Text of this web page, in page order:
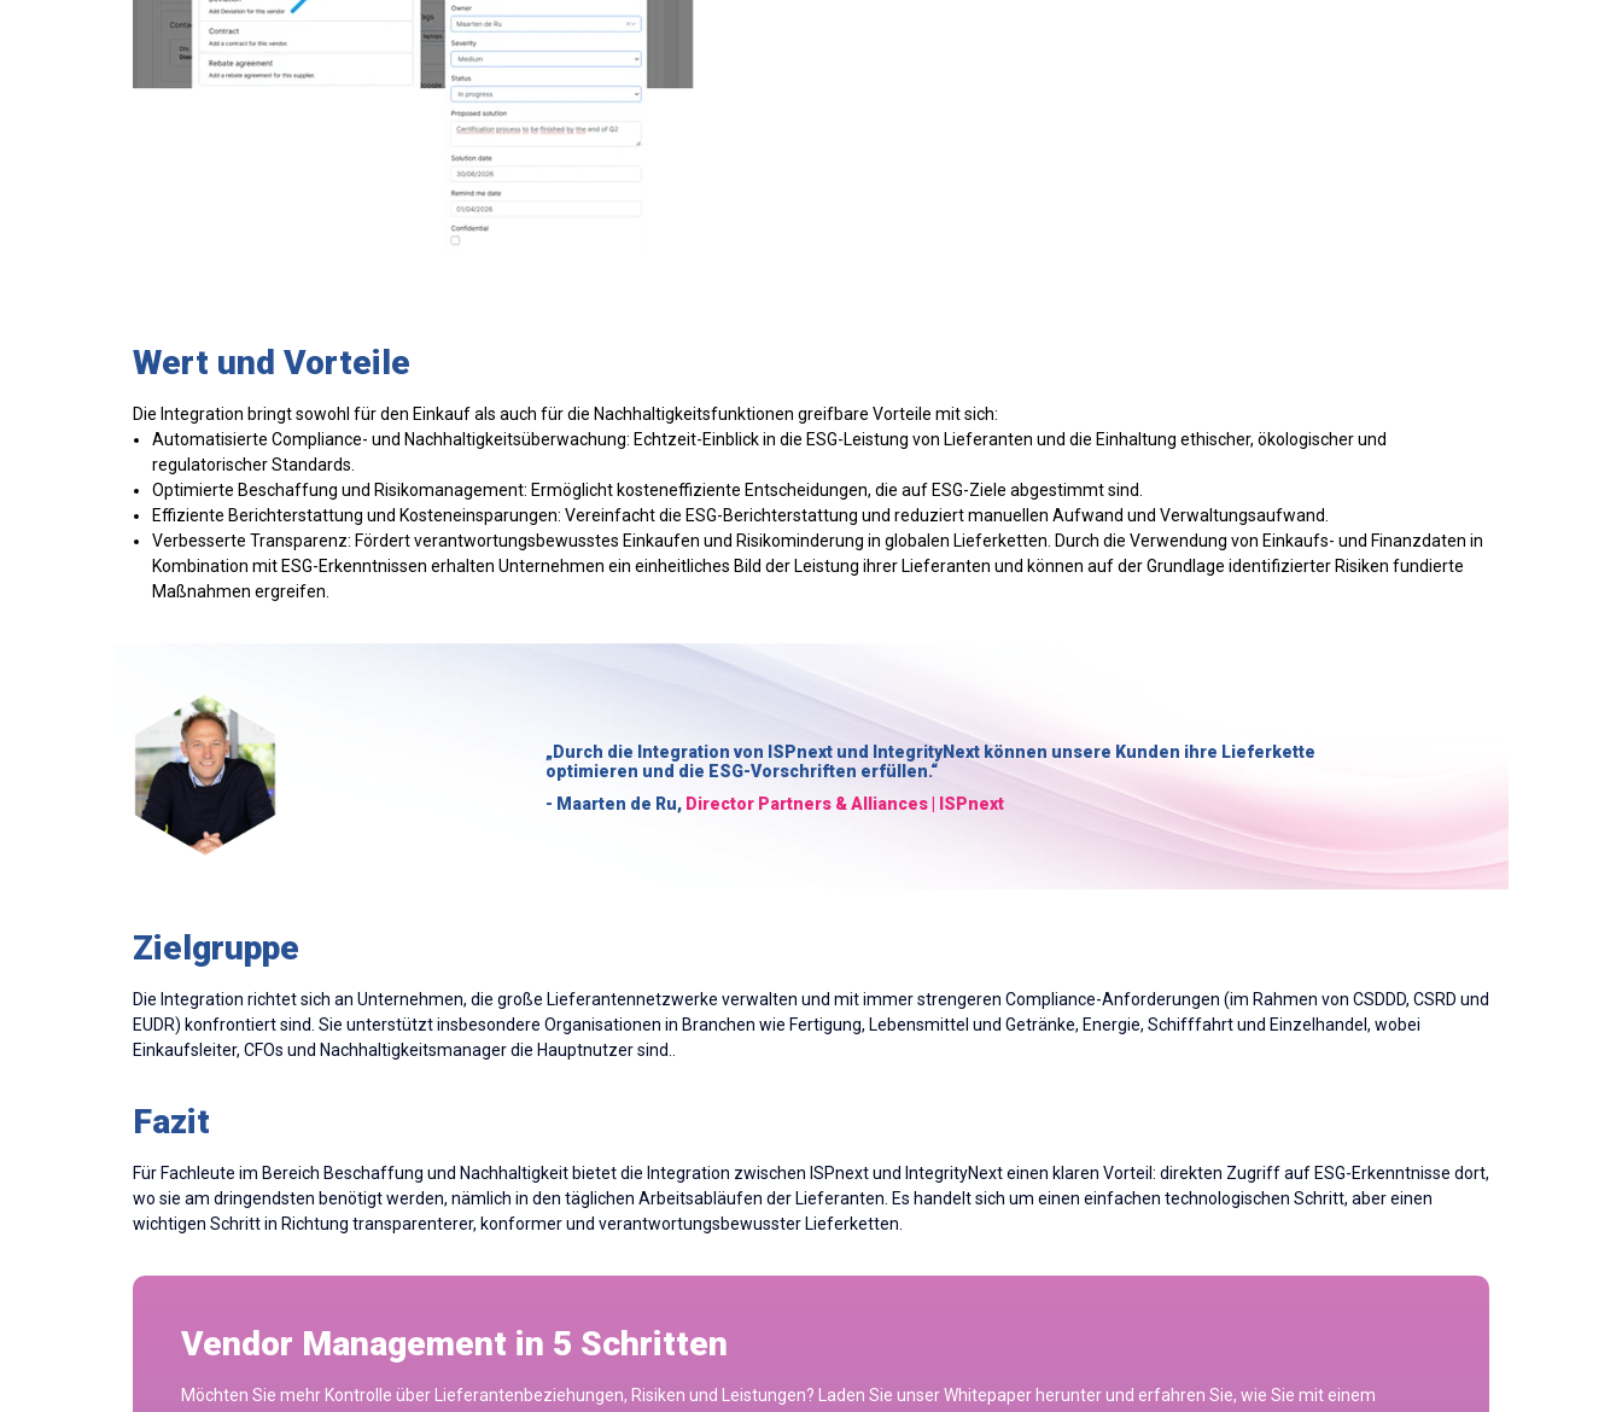
Wert und Vorteile
Die Integration bringt sowohl für den Einkauf als auch für die Nachhaltigkeitsfunktionen greifbare Vorteile mit sich:
Automatisierte Compliance- und Nachhaltigkeitsüberwachung: Echtzeit-Einblick in die ESG-Leistung von Lieferanten und die Einhaltung ethischer, ökologischer und
regulatorischer Standards.
Optimierte Beschaffung und Risikomanagement: Ermöglicht kosteneffiziente Entscheidungen, die auf ESG-Ziele abgestimmt sind.
Effiziente Berichterstattung und Kosteneinsparungen: Vereinfacht die ESG-Berichterstattung und reduziert manuellen Aufwand und Verwaltungsaufwand.
Verbesserte Transparenz: Fördert verantwortungsbewusstes Einkaufen und Risikominderung in globalen Lieferketten. Durch die Verwendung von Einkaufs- und Finanzdaten in
Kombination mit ESG-Erkenntnissen erhalten Unternehmen ein einheitliches Bild der Leistung ihrer Lieferanten und können auf der Grundlage identifizierter Risiken fundierte
Maßnahmen ergreifen.
„Durch die Integration von ISPnext und IntegrityNext können unsere Kunden ihre Lieferkette
optimieren und die ESG-Vorschriften erfüllen.“
- Maarten de Ru, Director Partners & Alliances | ISPnext
Zielgruppe
Die Integration richtet sich an Unternehmen, die große Lieferantennetzwerke verwalten und mit immer strengeren Compliance-Anforderungen (im Rahmen von CSDDD, CSRD und
EUDR) konfrontiert sind. Sie unterstützt insbesondere Organisationen in Branchen wie Fertigung, Lebensmittel und Getränke, Energie, Schifffahrt und Einzelhandel, wobei
Einkaufsleiter, CFOs und Nachhaltigkeitsmanager die Hauptnutzer sind..
Fazit
Für Fachleute im Bereich Beschaffung und Nachhaltigkeit bietet die Integration zwischen ISPnext und IntegrityNext einen klaren Vorteil: direkten Zugriff auf ESG-Erkenntnisse dort,
wo sie am dringendsten benötigt werden, nämlich in den täglichen Arbeitsabläufen der Lieferanten. Es handelt sich um einen einfachen technologischen Schritt, aber einen
wichtigen Schritt in Richtung transparenterer, konformer und verantwortungsbewusster Lieferketten.
Vendor Management in 5 Schritten
Möchten Sie mehr Kontrolle über Lieferantenbeziehungen, Risiken und Leistungen? Laden Sie unser Whitepaper herunter und erfahren Sie, wie Sie mit einem